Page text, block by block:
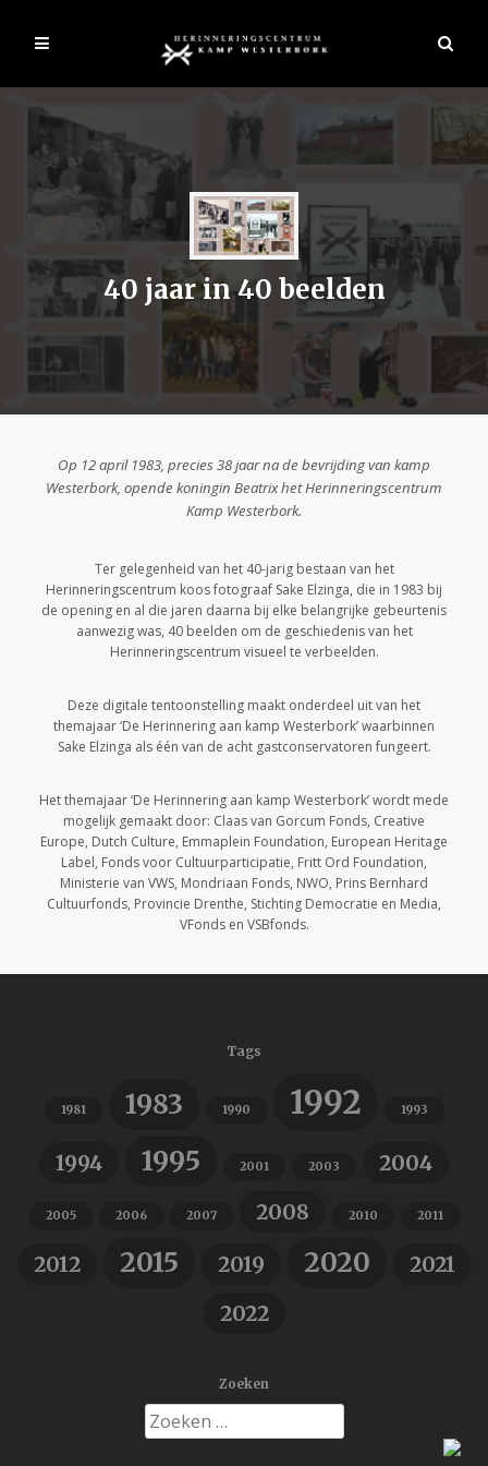
40 jaar in 40 beelden
Op 12 april 1983, precies 38 jaar na de bevrijding van kamp
Westerbork, opende koningin Beatrix het Herinneringscentrum
Kamp Westerbork.
Ter gelegenheid van het 40-jarig bestaan van het
Herinneringscentrum koos fotograaf Sake Elzinga, die in 1983 bij
de opening en al die jaren daarna bij elke belangrijke gebeurtenis
aanwezig was, 40 beelden om de geschiedenis van het
Herinneringscentrum visueel te verbeelden.
Deze digitale tentoonstelling maakt onderdeel uit van het
themajaar ‘De Herinnering aan kamp Westerbork’ waarbinnen
Sake Elzinga als één van de acht gastconservatoren fungeert.
Het themajaar ‘De Herinnering aan kamp Westerbork’ wordt mede
mogelijk gemaakt door: Claas van Gorcum Fonds, Creative
Europe, Dutch Culture, Emmaplein Foundation, European Heritage
Label, Fonds voor Cultuurparticipatie, Fritt Ord Foundation,
Ministerie van VWS, Mondriaan Fonds, NWO, Prins Bernhard
Cultuurfonds, Provincie Drenthe, Stichting Democratie en Media,
VFonds en VSBfonds.
Tags
1981 1983 1990 1992 1993
1994 1995 2001 2003 2004
2005 2006 2007 2008 2010 2011
2012 2015 2019 2020
2021
2022
Zoeken
Zoeken
naar: